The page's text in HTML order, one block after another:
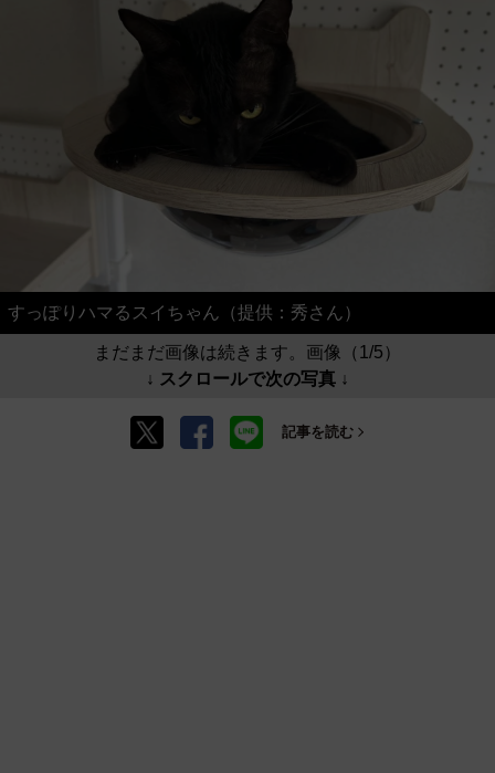
すっぽりハマるスイちゃん（提供：秀さん）
まだまだ画像は続きます。画像（1/5）
↓ スクロールで次の写真 ↓
記事を読む